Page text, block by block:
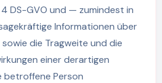
DS-GVO und — zumindest in
Informationen über
die Tragweite und die
einer derartigen
betroffene Person